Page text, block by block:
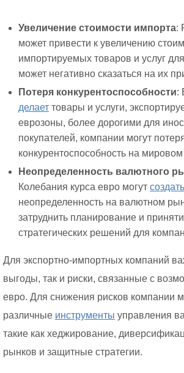
Увеличение стоимости импорта:
может привести к увеличению
импортируемых товаров и услуг
может негативно сказаться на их
Потеря конкурентоспособности:
делает товары и услуги,
еврозоны, более дорогими для
покупателей, компании могут
конкурентоспособность на
Неопределенность валютного
Колебания курса евро могут создать
неопределенность на валютном
затруднить планирование и
стратегических решений для
Для экспортно-импортных компаний
выгоды, так и риски, связанные с
евро. Для снижения рисков компании
различные инструменты управления
такие как хеджирование,
рынков и защитные стратегии.